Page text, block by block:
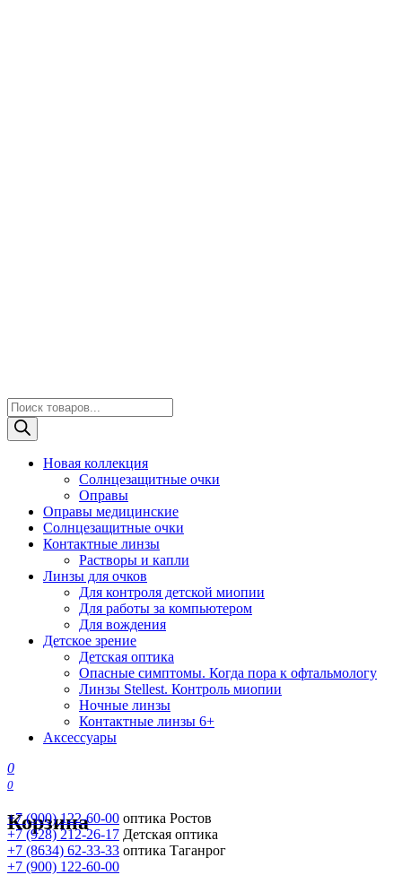
Поиск
товаров
Новая коллекция
Солнцезащитные очки
Оправы
Оправы медицинские
Солнцезащитные очки
Контактные линзы
Растворы и капли
Линзы для очков
Для контроля детской миопии
Для работы за компьютером
Для вождения
Детское зрение
Детская оптика
Опасные симптомы. Когда пора к офтальмологу
Линзы Stellest. Контроль миопии
Ночные линзы
Контактные линзы 6+
Аксессуары
0
0
Корзина
+7 (900) 122-60-00 оптика Ростов
+7 (928) 212-26-17 Детская оптика
+7 (8634) 62-33-33 оптика Таганрог
+7 (900) 122-60-00